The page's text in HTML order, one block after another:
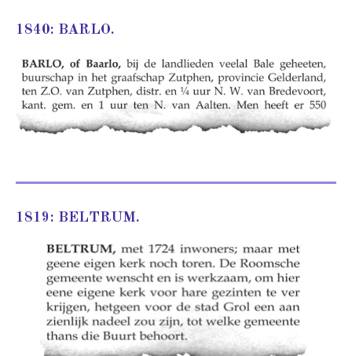
1840: BARLO.
1819: BELTRUM.